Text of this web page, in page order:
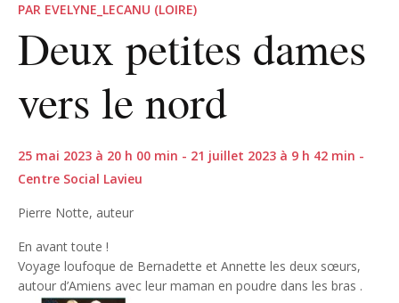
PAR EVELYNE_LECANU (LOIRE)
Deux petites dames
vers le nord
25 mai 2023 à 20 h 00 min - 21 juillet 2023 à 9 h 42 min -
Centre Social Lavieu
Pierre Notte, auteur
En avant toute !
Voyage loufoque de Bernadette et Annette les deux sœurs,
autour d’Amiens avec leur maman en poudre dans les bras .